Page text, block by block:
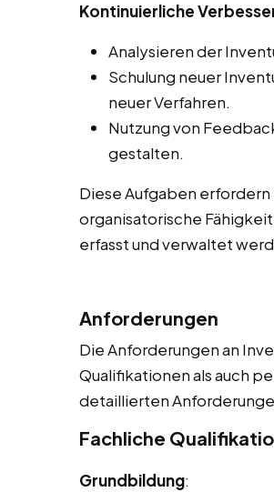
Kontinuierliche
Analysieren der
Schulung neuer
neuer Verfahren.
Nutzung von
gestalten.
Diese Aufgaben
organisatorische
erfasst und verwaltet
Anforderungen
Die Anforderungen an
Qualifikationen als auch
detaillierten
Fachliche
Grundbildung: